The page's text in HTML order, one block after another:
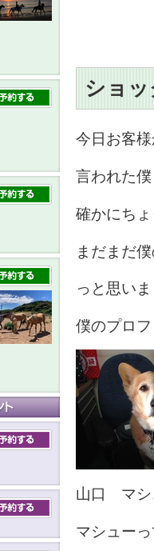
ショ
今日お客
言われた
確かにち
まだまだ
っと思い
僕のプロ
山口 マ
マシュー